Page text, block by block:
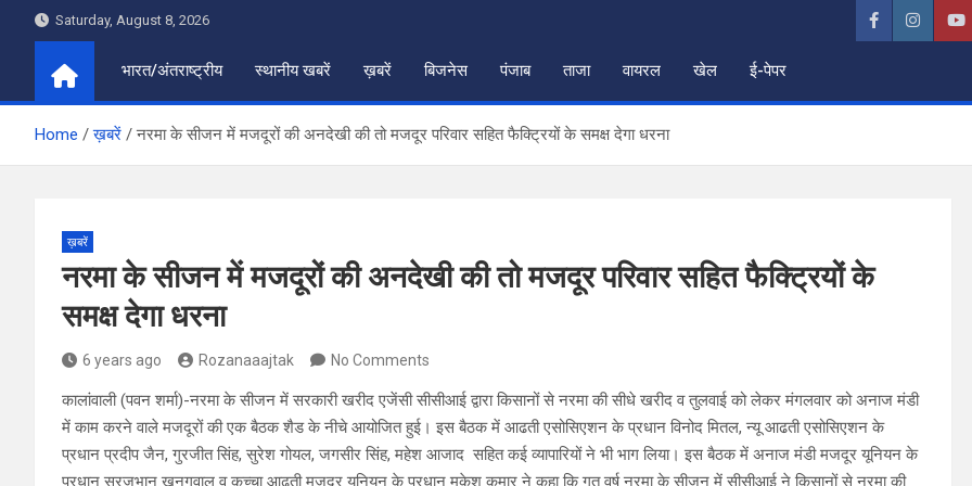
Saturday, August 8, 2026
भारत/अंतराष्ट्रीय स्थानीय खबरें ख़बरें बिजनेस पंजाब ताजा वायरल खेल ई-पेपर
Home ख़बरें नरमा के सीजन में मजदूरों की अनदेखी की तो मजदूर परिवार सहित फैक्ट्रियों के समक्ष देगा धरना
ख़बरें
नरमा के सीजन में मजदूरों की अनदेखी की तो मजदूर परिवार सहित फैक्ट्रियों के
समक्ष देगा धरना
6 years ago Rozanaaajtak No Comments
कालांवाली (पवन शर्मा)-नरमा के सीजन में सरकारी खरीद एजेंसी सीसीआई द्वारा किसानों से नरमा की सीधे खरीद व तुलवाई को लेकर मंगलवार को अनाज मंडी
में काम करने वाले मजदूरों की एक बैठक शैड के नीचे आयोजित हुई। इस बैठक में आढती एसोसिएशन के प्रधान विनोद मितल, न्यू आढती एसोसिएशन के
प्रधान प्रदीप जैन, गुरजीत सिंह, सुरेश गोयल, जगसीर सिंह, महेश आजाद सहित कई व्यापारियों ने भी भाग लिया। इस बैठक में अनाज मंडी मजदूर यूनियन के
प्रधान सुरजभान खनगवाल व कच्चा आढती मजदूर यूनियन के प्रधान मुकेश कुमार ने कहा कि गत वर्ष नरमा के सीजन में सीसीआई ने किसानों से नरमा की